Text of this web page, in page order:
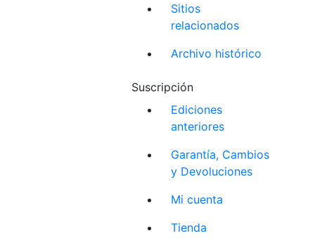
Sitios
relacionados
Archivo histórico
Suscripción
Ediciones
anteriores
Garantía, Cambios
y Devoluciones
Mi cuenta
Tienda